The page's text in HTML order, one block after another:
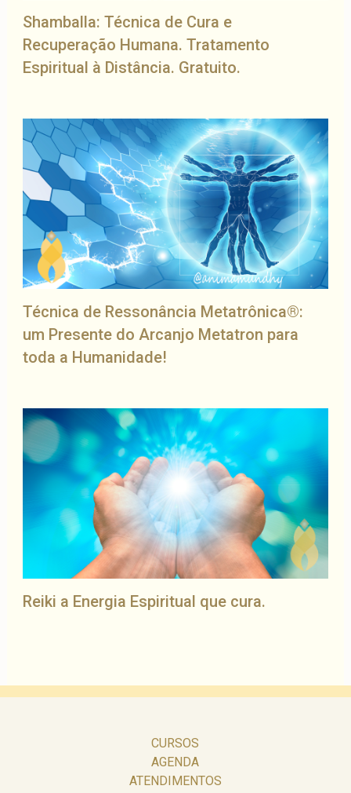
Shamballa: Técnica de Cura e
Recuperação Humana. Tratamento
Espiritual à Distância. Gratuito.
Técnica de Ressonância Metatrônica®:
um Presente do Arcanjo Metatron para
toda a Humanidade!
Reiki a Energia Espiritual que cura.
CURSOS
AGENDA
ATENDIMENTOS